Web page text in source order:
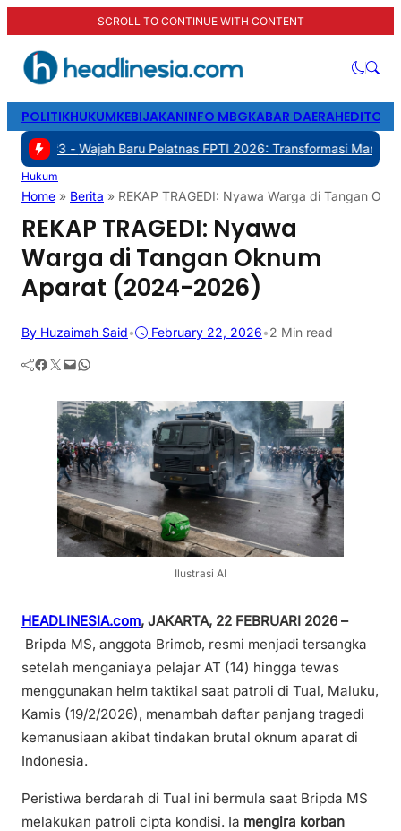
SCROLL TO CONTINUE WITH CONTENT
POLITIKHUKUMKEBIJAKANINFO MBGKABAR DAERAH
Baru Pelatnas FPTI 2026: Transformasi Manajemen,
Hukum
Home » Berita » REKAP TRAGEDI: Nyawa Warga di Tangan
REKAP TRAGEDI: Nyawa
Warga di Tangan Oknum
Aparat (2024-2026)
By Huzaimah Said• February 22, 2026•2 Min read
Facebook Twitter Mail WhatsApp
Ilustrasi AI
HEADLINESIA.com, JAKARTA, 22 FEBRUARI 2026 –
Bripda MS, anggota Brimob, resmi menjadi tersangka
setelah menganiaya pelajar AT (14) hingga tewas
menggunakan helm taktikal saat patroli di Tual, Maluku,
Kamis (19/2/2026), menambah daftar panjang tragedi
kemanusiaan akibat tindakan brutal oknum aparat di
Indonesia.
Peristiwa berdarah di Tual ini bermula saat Bripda MS
melakukan patroli cipta kondisi. Ia mengira korban